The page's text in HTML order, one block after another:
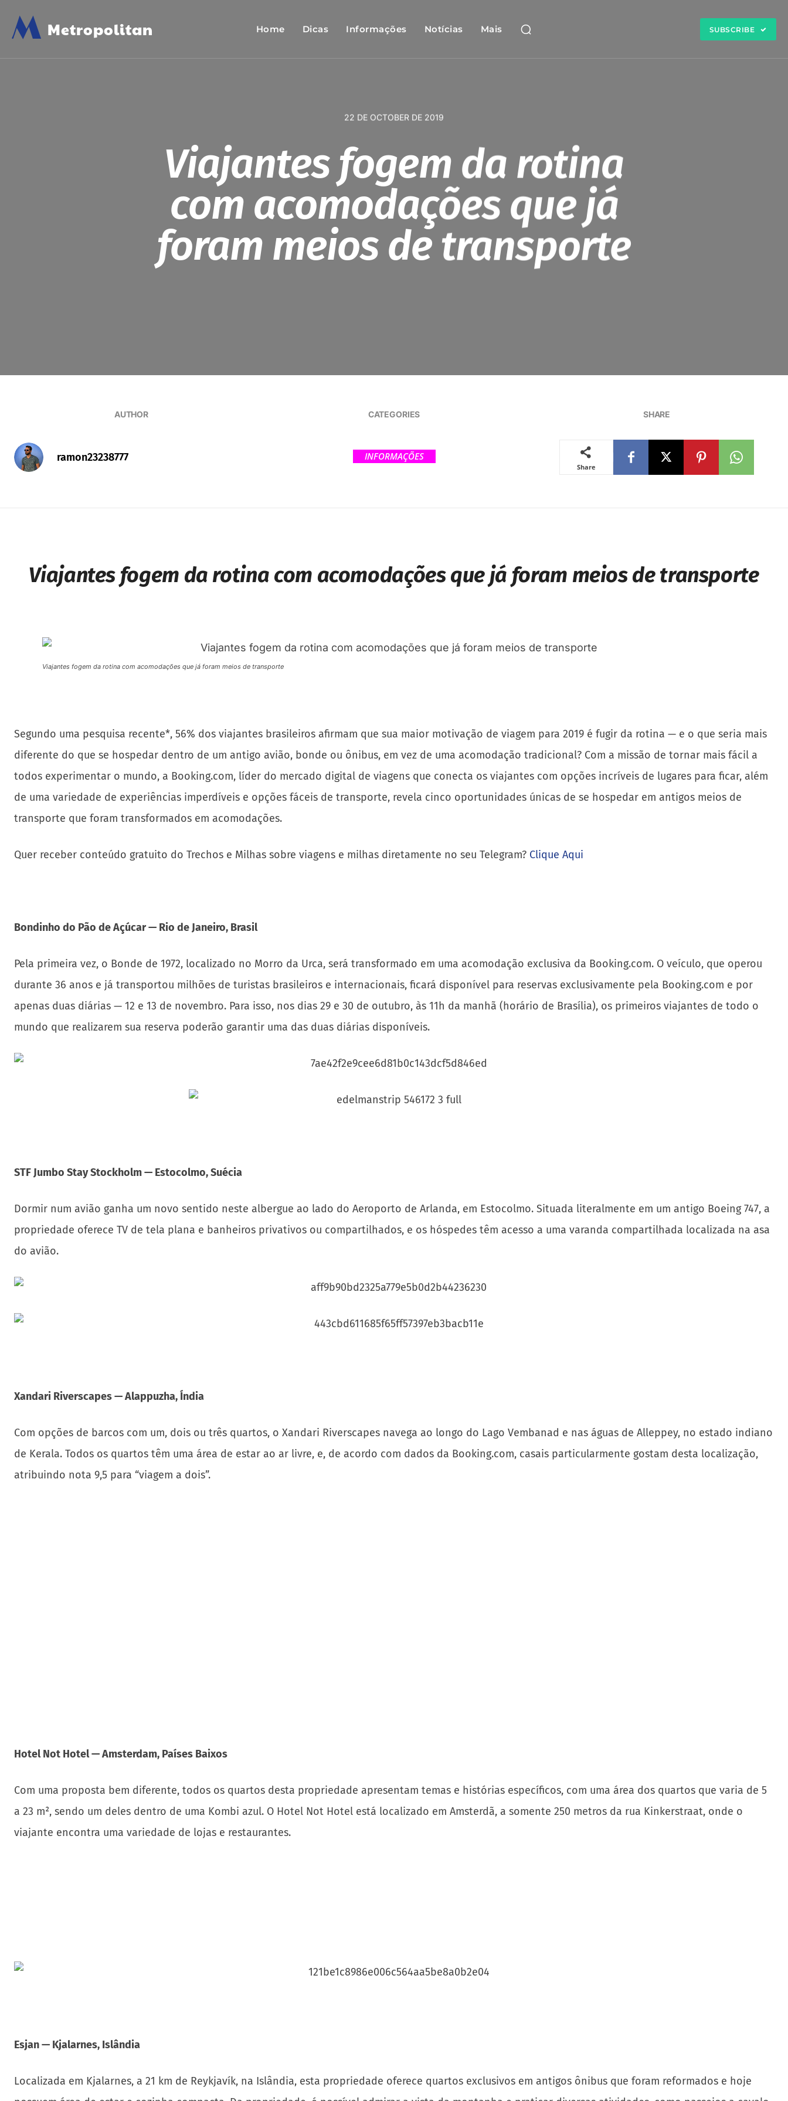
M Metropolitan Home Dicas Informações Notícias Mais SUBSCRIBE
22 DE OCTOBER DE 2019
Viajantes fogem da rotina
com acomodações que já
foram meios de transporte
AUTHOR
ramon23238777
CATEGORIES
INFORMAÇÕES
SHARE
Share
Viajantes fogem da rotina com acomodações que já foram meios de transporte
Viajantes fogem da rotina com acomodações que já foram meios de transporte
Segundo uma pesquisa recente*, 56% dos viajantes brasileiros afirmam que sua maior motivação de viagem para 2019 é fugir da rotina — e o que seria mais
diferente do que se hospedar dentro de um antigo avião, bonde ou ônibus, em vez de uma acomodação tradicional? Com a missão de tornar mais fácil a
todos experimentar o mundo, a Booking.com, líder do mercado digital de viagens que conecta os viajantes com opções incríveis de lugares para ficar, além
de uma variedade de experiências imperdíveis e opções fáceis de transporte, revela cinco oportunidades únicas de se hospedar em antigos meios de
transporte que foram transformados em acomodações.
Quer receber conteúdo gratuito do Trechos e Milhas sobre viagens e milhas diretamente no seu Telegram? Clique Aqui
Bondinho do Pão de Açúcar — Rio de Janeiro, Brasil
Pela primeira vez, o Bonde de 1972, localizado no Morro da Urca, será transformado em uma acomodação exclusiva da Booking.com. O veículo, que operou
durante 36 anos e já transportou milhões de turistas brasileiros e internacionais, ficará disponível para reservas exclusivamente pela Booking.com e por
apenas duas diárias — 12 e 13 de novembro. Para isso, nos dias 29 e 30 de outubro, às 11h da manhã (horário de Brasília), os primeiros viajantes de todo o
mundo que realizarem sua reserva poderão garantir uma das duas diárias disponíveis.
STF Jumbo Stay Stockholm — Estocolmo, Suécia
Dormir num avião ganha um novo sentido neste albergue ao lado do Aeroporto de Arlanda, em Estocolmo. Situada literalmente em um antigo Boeing 747, a
propriedade oferece TV de tela plana e banheiros privativos ou compartilhados, e os hóspedes têm acesso a uma varanda compartilhada localizada na asa
do avião.
Xandari Riverscapes — Alappuzha, Índia
Com opções de barcos com um, dois ou três quartos, o Xandari Riverscapes navega ao longo do Lago Vembanad e nas águas de Alleppey, no estado indiano
de Kerala. Todos os quartos têm uma área de estar ao ar livre, e, de acordo com dados da Booking.com, casais particularmente gostam desta localização,
atribuindo nota 9,5 para “viagem a dois”.
Hotel Not Hotel — Amsterdam, Países Baixos
Com uma proposta bem diferente, todos os quartos desta propriedade apresentam temas e histórias específicos, com uma área dos quartos que varia de 5
a 23 m², sendo um deles dentro de uma Kombi azul. O Hotel Not Hotel está localizado em Amsterdã, a somente 250 metros da rua Kinkerstraat, onde o
viajante encontra uma variedade de lojas e restaurantes.
Esjan — Kjalarnes, Islândia
Localizada em Kjalarnes, a 21 km de Reykjavík, na Islândia, esta propriedade oferece quartos exclusivos em antigos ônibus que foram reformados e hoje